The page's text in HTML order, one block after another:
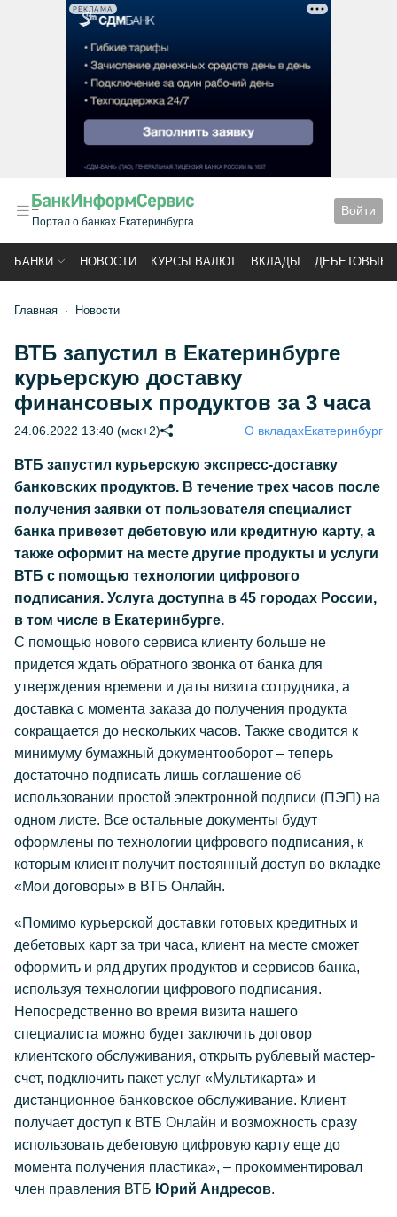
РЕКЛАМА
Портал о банках Екатеринбурга
Войти
БАНКИ НОВОСТИ КУРСЫ ВАЛЮТ ВКЛАДЫ ДЕБЕТОВЫЕ
Главная Новости
ВТБ запустил в Екатеринбурге
курьерскую доставку
финансовых продуктов за 3 часа
24.06.2022 13:40 (мск+2) О вкладахЕкатеринбург
ВТБ запустил курьерскую экспресс-доставку
банковских продуктов. В течение трех часов после
получения заявки от пользователя специалист
банка привезет дебетовую или кредитную карту, а
также оформит на месте другие продукты и услуги
ВТБ с помощью технологии цифрового
подписания. Услуга доступна в 45 городах России,
в том числе в Екатеринбурге.
С помощью нового сервиса клиенту больше не
придется ждать обратного звонка от банка для
утверждения времени и даты визита сотрудника, а
доставка с момента заказа до получения продукта
сокращается до нескольких часов. Также сводится к
минимуму бумажный документооборот – теперь
достаточно подписать лишь соглашение об
использовании простой электронной подписи (ПЭП) на
одном листе. Все остальные документы будут
оформлены по технологии цифрового подписания, к
которым клиент получит постоянный доступ во вкладке
«Мои договоры» в ВТБ Онлайн.
«Помимо курьерской доставки готовых кредитных и
дебетовых карт за три часа, клиент на месте сможет
оформить и ряд других продуктов и сервисов банка,
используя технологии цифрового подписания.
Непосредственно во время визита нашего
специалиста можно будет заключить договор
клиентского обслуживания, открыть рублевый мастер-
счет, подключить пакет услуг «Мультикарта» и
дистанционное банковское обслуживание. Клиент
получает доступ к ВТБ Онлайн и возможность сразу
использовать дебетовую цифровую карту еще до
момента получения пластика», – прокомментировал
член правления ВТБ Юрий Андресов.